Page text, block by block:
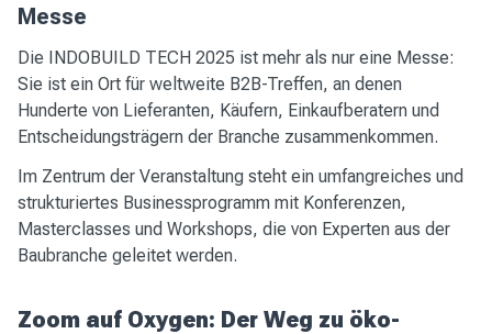
Messe
Die INDOBUILD TECH 2025 ist mehr als nur eine Messe:
Sie ist ein Ort für weltweite B2B-Treffen, an denen
Hunderte von Lieferanten, Käufern, Einkaufberatern und
Entscheidungsträgern der Branche zusammenkommen.
Im Zentrum der Veranstaltung steht ein umfangreiches und
strukturiertes Businessprogramm mit Konferenzen,
Masterclasses und Workshops, die von Experten aus der
Baubranche geleitet werden.
Zoom auf Oxygen: Der Weg zu öko-